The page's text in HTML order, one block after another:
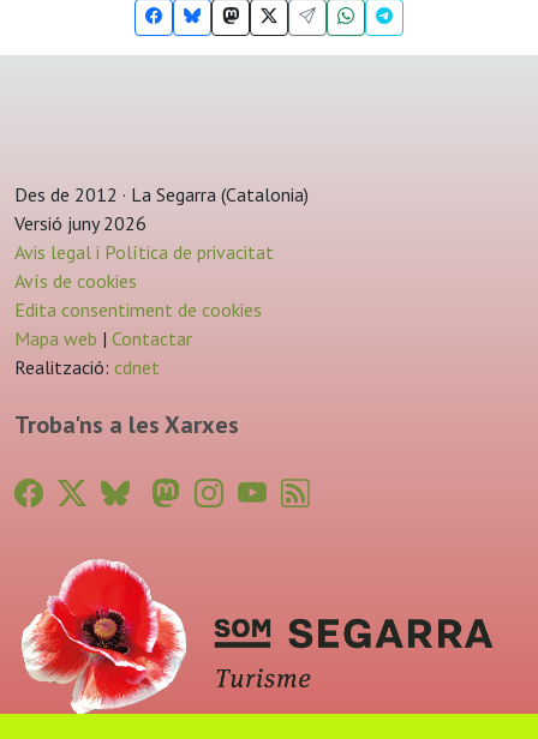
Des de 2012 · La Segarra (Catalonia)
Versió juny 2026
Avis legal i Política de privacitat
Avís de cookies
Edita consentiment de cookies
Mapa web | Contactar
Realització: cdnet
Troba'ns a les Xarxes